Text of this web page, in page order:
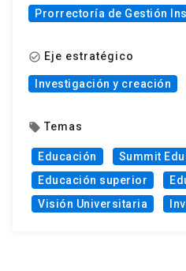
Prorrectoría de Gestión
check_circle_outline Eje estratégico
Investigación y creación
local_offer Temas
Educación
Summit
Educación superior
Visión Universitaria